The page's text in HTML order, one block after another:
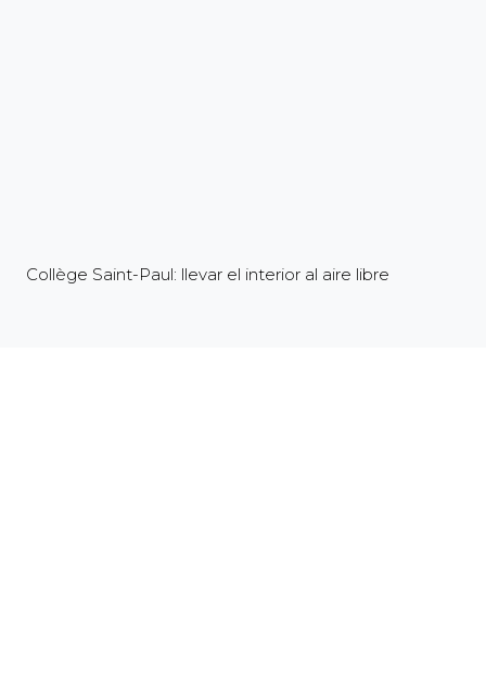
Collège Saint-Paul: llevar el interior al aire libre